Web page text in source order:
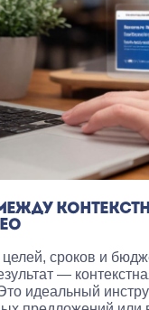
сроков и
—
идеальный